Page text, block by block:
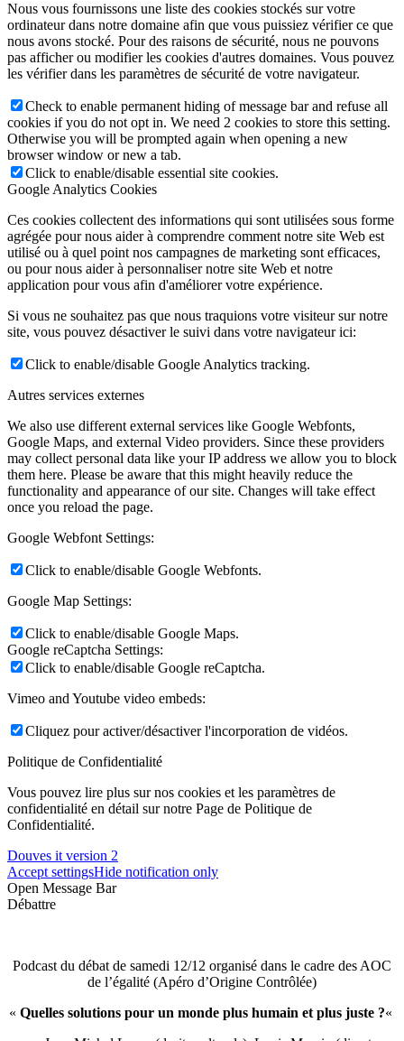
Nous vous fournissons une liste des cookies stockés sur votre
ordinateur dans notre domaine afin que vous puissiez vérifier ce que
nous avons stocké. Pour des raisons de sécurité, nous ne pouvons
pas afficher ou modifier les cookies d'autres domaines. Vous pouvez
les vérifier dans les paramètres de sécurité de votre navigateur.
Check to enable permanent hiding of message bar and refuse all
cookies if you do not opt in. We need 2 cookies to store this setting.
Otherwise you will be prompted again when opening a new
browser window or new a tab.
Click to enable/disable essential site cookies.
Google Analytics Cookies
Ces cookies collectent des informations qui sont utilisées sous forme
agrégée pour nous aider à comprendre comment notre site Web est
utilisé ou à quel point nos campagnes de marketing sont efficaces,
ou pour nous aider à personnaliser notre site Web et notre
application pour vous afin d'améliorer votre expérience.
Si vous ne souhaitez pas que nous traquions votre visiteur sur notre
site, vous pouvez désactiver le suivi dans votre navigateur ici:
Click to enable/disable Google Analytics tracking.
Autres services externes
We also use different external services like Google Webfonts,
Google Maps, and external Video providers. Since these providers
may collect personal data like your IP address we allow you to block
them here. Please be aware that this might heavily reduce the
functionality and appearance of our site. Changes will take effect
once you reload the page.
Google Webfont Settings:
Click to enable/disable Google Webfonts.
Google Map Settings:
Click to enable/disable Google Maps.
Google reCaptcha Settings:
Click to enable/disable Google reCaptcha.
Vimeo and Youtube video embeds:
Cliquez pour activer/désactiver l'incorporation de vidéos.
Politique de Confidentialité
Vous pouvez lire plus sur nos cookies et les paramètres de
confidentialité en détail sur notre Page de Politique de
Confidentialité.
Douves it version 2
Accept settingsHide notification only
Open Message Bar
Débattre
Podcast du débat de samedi 12/12 organisé dans le cadre des AOC
de l’égalité (Apéro d’Origine Contrôlée)
« Quelles solutions pour un monde plus humain et plus juste ?«